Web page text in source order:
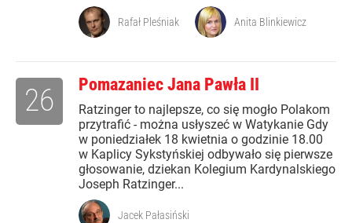
Rafał Pleśniak Anita Blinkiewicz
Pomazaniec Jana Pawła II
Ratzinger to najlepsze, co się mogło Polakom
przytrafić - można usłyszeć w Watykanie Gdy
w poniedziałek 18 kwietnia o godzinie 18.00
w Kaplicy Sykstyńskiej odbywało się pierwsze
głosowanie, dziekan Kolegium Kardynalskiego
Joseph Ratzinger...
26
Jacek Pałasiński